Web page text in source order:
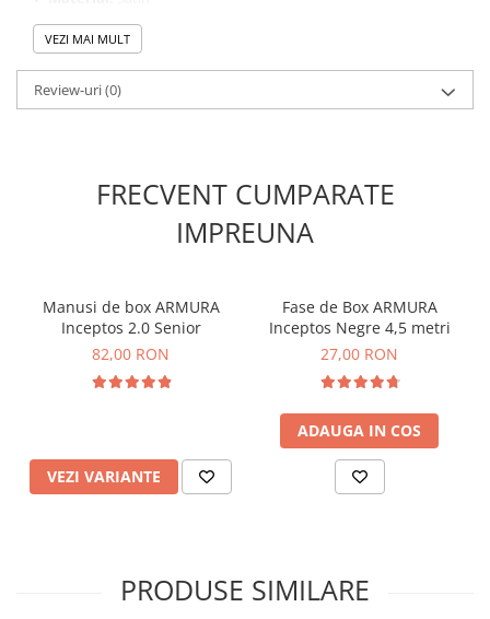
✔Utilizare:Kickboxing, box, MMA, arte marțiale
💥Îmbunătățește-ți antrenamentele cu shortul Leone
Basic 2!
VEZI MAI MULT
Review-uri(0)
FRECVENT CUMPARATE
IMPREUNA
Manusi de box ARMURA
Inceptos 2.0 Senior
82,00 RON
VEZI VARIANTE
Fase de Box ARMURA
Inceptos Negre 4,5 metri
27,00 RON
ADAUGA IN COS
PRODUSE SIMILARE